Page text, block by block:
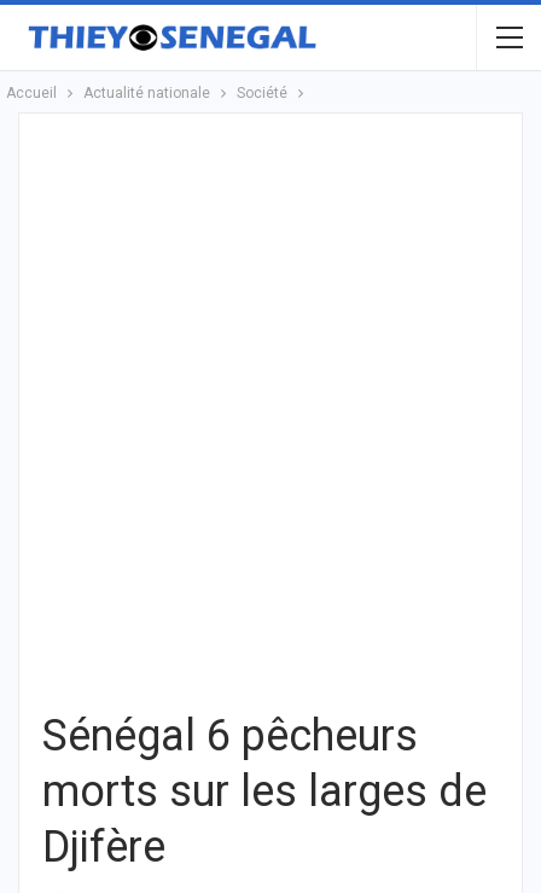
Accueil Actualité nationale Société
Sénégal 6 pêcheurs
morts sur les larges de
Djifère